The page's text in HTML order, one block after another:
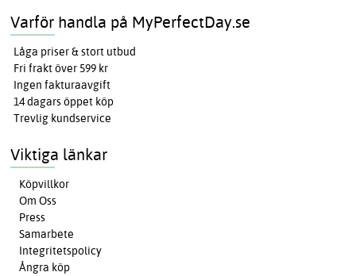
Varför handla på MyPerfectDay.se
Låga priser & stort utbud
Fri frakt över 599 kr
Ingen fakturaavgift
14 dagars öppet köp
Trevlig kundservice
Viktiga länkar
Köpvillkor
Om Oss
Press
Samarbete
Integritetspolicy
Ångra köp